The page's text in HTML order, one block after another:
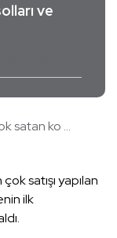
ve
satan ko ...
satışı yapılan
ilk